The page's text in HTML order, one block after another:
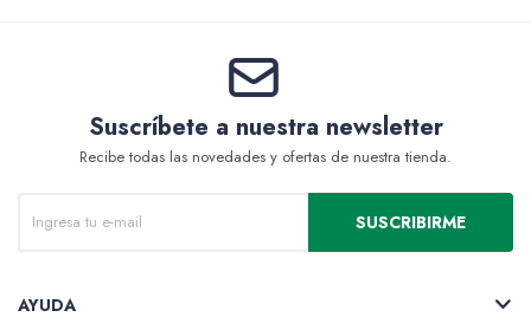
Suscríbete a nuestra newsletter
Recibe todas las novedades y ofertas de nuestra tienda.
SUSCRIBIRME
AYUDA
Cotillón y Sorpresitas